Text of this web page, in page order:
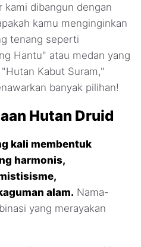
kami dibangun dengan
kamu menginginkan
tenang seperti
Hantu" atau medan yang
Kabut Suram,"
banyak pilihan!
Hutan Druid
kali membentuk
harmonis,
alam. Nama-
yang merayakan